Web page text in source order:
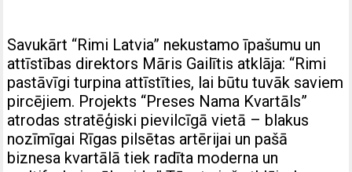
Savukārt “Rimi Latvia” nekustamo īpašumu un
attīstības direktors Māris Gailītis atklāja: “Rimi
pastāvīgi turpina attīstīties, lai būtu tuvāk saviem
pircējiem. Projekts “Preses Nama Kvartāls”
atrodas stratēģiski pievilcīgā vietā – blakus
nozīmīgai Rīgas pilsētas artērijai un pašā
biznesa kvartālā tiek radīta moderna un